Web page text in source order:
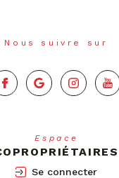
Nous suivre sur
Espace
Se connecter